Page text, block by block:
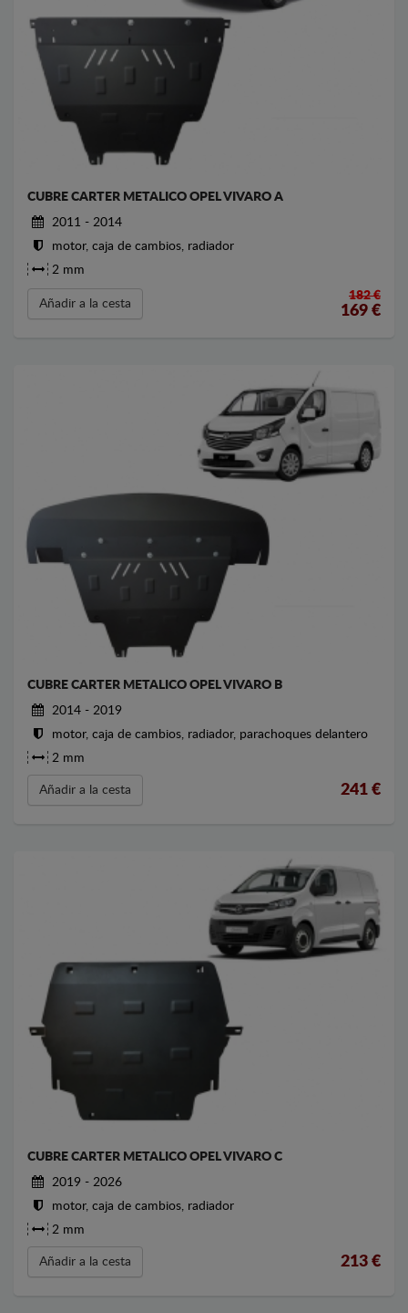
CUBRE CARTER METALICO OPEL VIVARO A
2011 - 2014
motor, caja de cambios, radiador
2 mm
Añadir a la cesta
182 €
169 €
CUBRE CARTER METALICO OPEL VIVARO B
2014 - 2019
motor, caja de cambios, radiador, parachoques delantero
2 mm
Añadir a la cesta 241 €
CUBRE CARTER METALICO OPEL VIVARO C
2019 - 2026
motor, caja de cambios, radiador
2 mm
Añadir a la cesta 213 €